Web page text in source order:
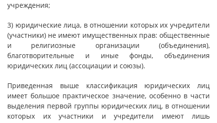
учреждения;
3) юридические лица, в отношении которых их учредители
(участники) не имеют имущественных прав: общественные
и религиозные организации (объединения),
благотворительные и иные фонды, объединения
юридических лиц (ассоциации и союзы).
Приведенная выше классификация юридических лиц
имеет большое практическое значение, особенно в части
выделения первой группы юридических лиц, в отношении
которых их участники и учредители имеют лишь